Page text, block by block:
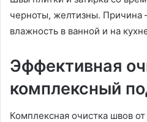
черноты, желтизны. Причина
влажность в ванной и на
Эффективная
комплексный
Комплексная очистка швов